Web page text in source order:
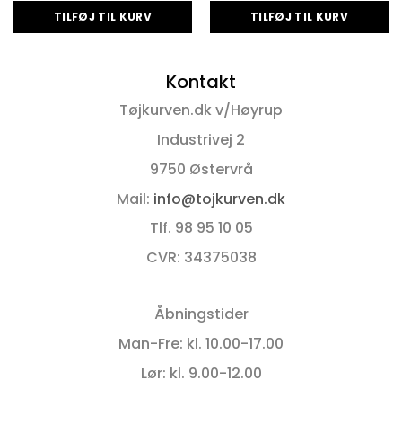
TILFØJ TIL KURV TILFØJ TIL KURV
Kontakt
Tøjkurven.dk v/Høyrup
Industrivej 2
9750 Østervrå
Mail: info@tojkurven.dk
Tlf. 98 95 10 05
CVR: 34375038
Åbningstider
Man-Fre: kl. 10.00-17.00
Lør: kl. 9.00-12.00